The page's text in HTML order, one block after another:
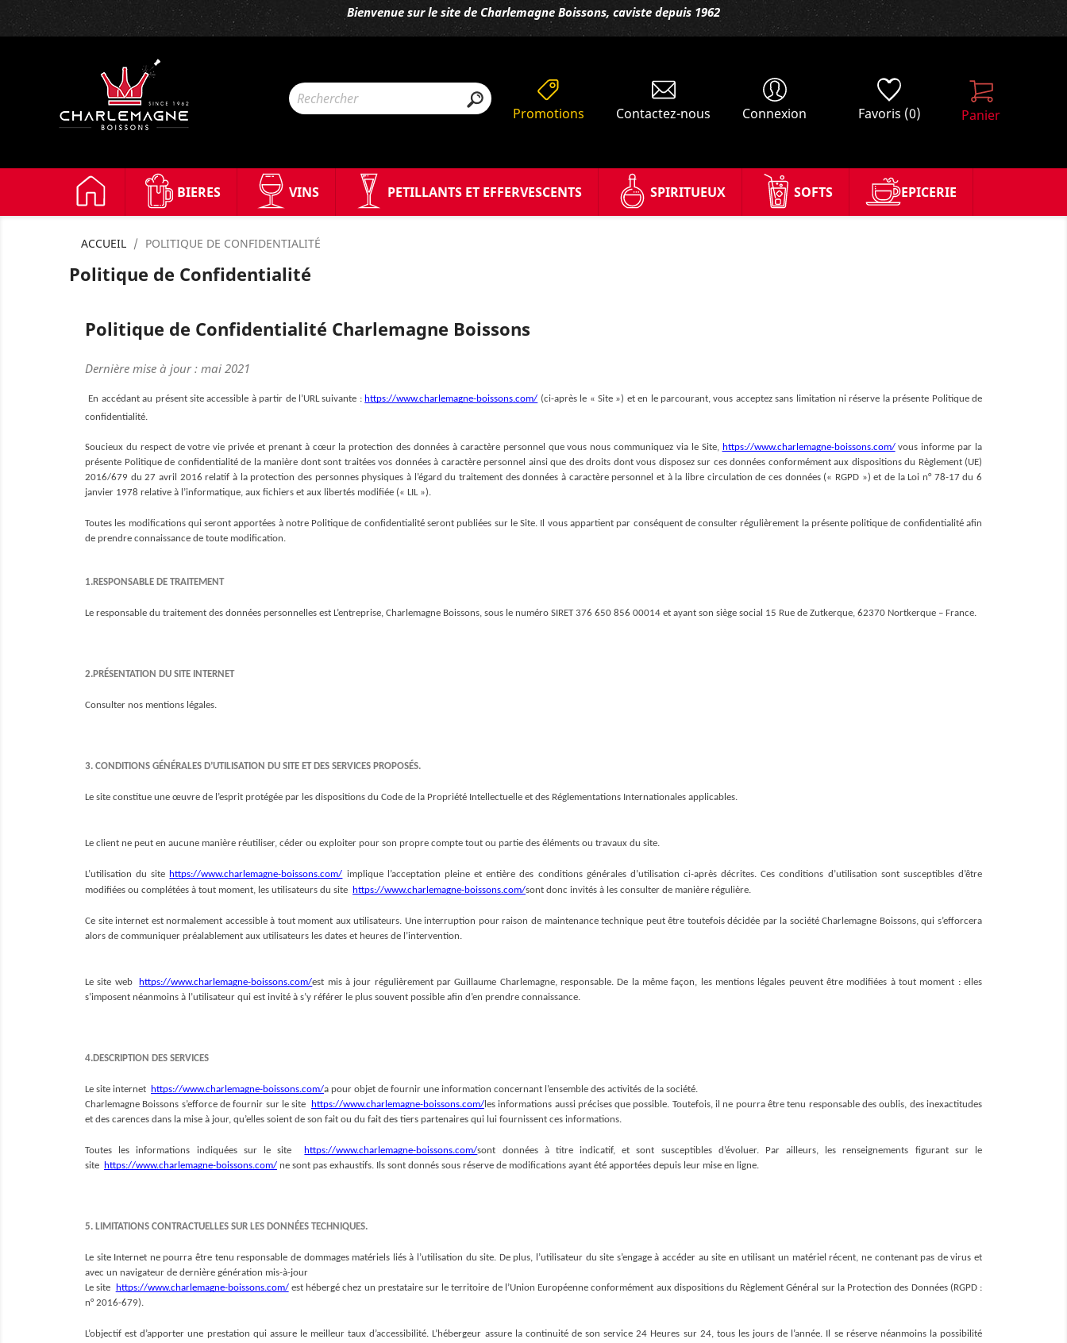
Bienvenue sur le site de Charlemagne Boissons, caviste depuis 1962
BIERES VINS PETILLANTS ET EFFERVESCENTS SPIRITUEUX SOFTS EPICERIE
Promotions Contactez-nous Connexion Favoris (0) Panier
ACCUEIL POLITIQUE DE CONFIDENTIALITÉ
Politique de Confidentialité
Politique de Confidentialité Charlemagne Boissons
Dernière mise à jour : mai 2021
En accédant au présent site accessible à partir de l’URL suivante : https://www.charlemagne-boissons.com/ (ci-après le « Site ») et en le parcourant, vous acceptez sans limitation ni réserve la présente Politique de
confidentialité.
Soucieux du respect de votre vie privée et prenant à cœur la protection des données à caractère personnel que vous nous communiquez via le Site, https://www.charlemagne-boissons.com/ vous informe par la
présente Politique de confidentialité de la manière dont sont traitées vos données à caractère personnel ainsi que des droits dont vous disposez sur ces données conformément aux dispositions du Règlement (UE)
2016/679 du 27 avril 2016 relatif à la protection des personnes physiques à l’égard du traitement des données à caractère personnel et à la libre circulation de ces données (« RGPD ») et de la Loi n° 78-17 du 6
janvier 1978 relative à l’informatique, aux fichiers et aux libertés modifiée (« LIL »).
Toutes les modifications qui seront apportées à notre Politique de confidentialité seront publiées sur le Site. Il vous appartient par conséquent de consulter régulièrement la présente politique de confidentialité afin
de prendre connaissance de toute modification.
1.RESPONSABLE DE TRAITEMENT
Le responsable du traitement des données personnelles est L’entreprise, Charlemagne Boissons, sous le numéro SIRET 376 650 856 00014 et ayant son siège social 15 Rue de Zutkerque, 62370 Nortkerque – France.
2.PRÉSENTATION DU SITE INTERNET
Consulter nos mentions légales.
3. CONDITIONS GÉNÉRALES D’UTILISATION DU SITE ET DES SERVICES PROPOSÉS.
Le site constitue une œuvre de l’esprit protégée par les dispositions du Code de la Propriété Intellectuelle et des Réglementations Internationales applicables.
Le client ne peut en aucune manière réutiliser, céder ou exploiter pour son propre compte tout ou partie des éléments ou travaux du site.
L’utilisation du site https://www.charlemagne-boissons.com/ implique l’acceptation pleine et entière des conditions générales d’utilisation ci-après décrites. Ces conditions d’utilisation sont susceptibles d’être
modifiées ou complétées à tout moment, les utilisateurs du site
https://www.charlemagne-boissons.com/sont donc invités à les consulter de manière régulière.
Ce site internet est normalement accessible à tout moment aux utilisateurs. Une interruption pour raison de maintenance technique peut être toutefois décidée par la société Charlemagne Boissons, qui s’efforcera
alors de communiquer préalablement aux utilisateurs les dates et heures de l’intervention.
Le site web https://www.charlemagne-boissons.com/est mis à jour régulièrement par Guillaume Charlemagne, responsable. De la même façon, les mentions légales peuvent être modifiées à tout moment : elles
s’imposent néanmoins à l’utilisateur qui est invité à s’y référer le plus souvent possible afin d’en prendre connaissance.
4.DESCRIPTION DES SERVICES
Le site internet https://www.charlemagne-boissons.com/a pour objet de fournir une information concernant l’ensemble des activités de la société.
Charlemagne Boissons s’efforce de fournir sur le site
https://www.charlemagne-boissons.com/les informations aussi précises que possible. Toutefois, il ne pourra être tenu responsable des oublis, des inexactitudes
et des carences dans la mise à jour, qu’elles soient de son fait ou du fait des tiers partenaires qui lui fournissent ces informations.
Toutes les informations indiquées sur le site https://www.charlemagne-boissons.com/sont données à titre indicatif, et sont susceptibles d’évoluer. Par ailleurs, les renseignements figurant sur le
site
https://www.charlemagne-boissons.com/ ne sont pas exhaustifs. Ils sont donnés sous réserve de modifications ayant été apportées depuis leur mise en ligne.
5. LIMITATIONS CONTRACTUELLES SUR LES DONNÉES TECHNIQUES.
Le site Internet ne pourra être tenu responsable de dommages matériels liés à l’utilisation du site. De plus, l’utilisateur du site s’engage à accéder au site en utilisant un matériel récent, ne contenant pas de virus et
avec un navigateur de dernière génération mis-à-jour
Le site
https://www.charlemagne-boissons.com/ est hébergé chez un prestataire sur le territoire de l’Union Européenne conformément aux dispositions du Règlement Général sur la Protection des Données (RGPD :
n° 2016-679).
L’objectif est d’apporter une prestation qui assure le meilleur taux d’accessibilité. L’hébergeur assure la continuité de son service 24 Heures sur 24, tous les jours de l’année. Il se réserve néanmoins la possibilité